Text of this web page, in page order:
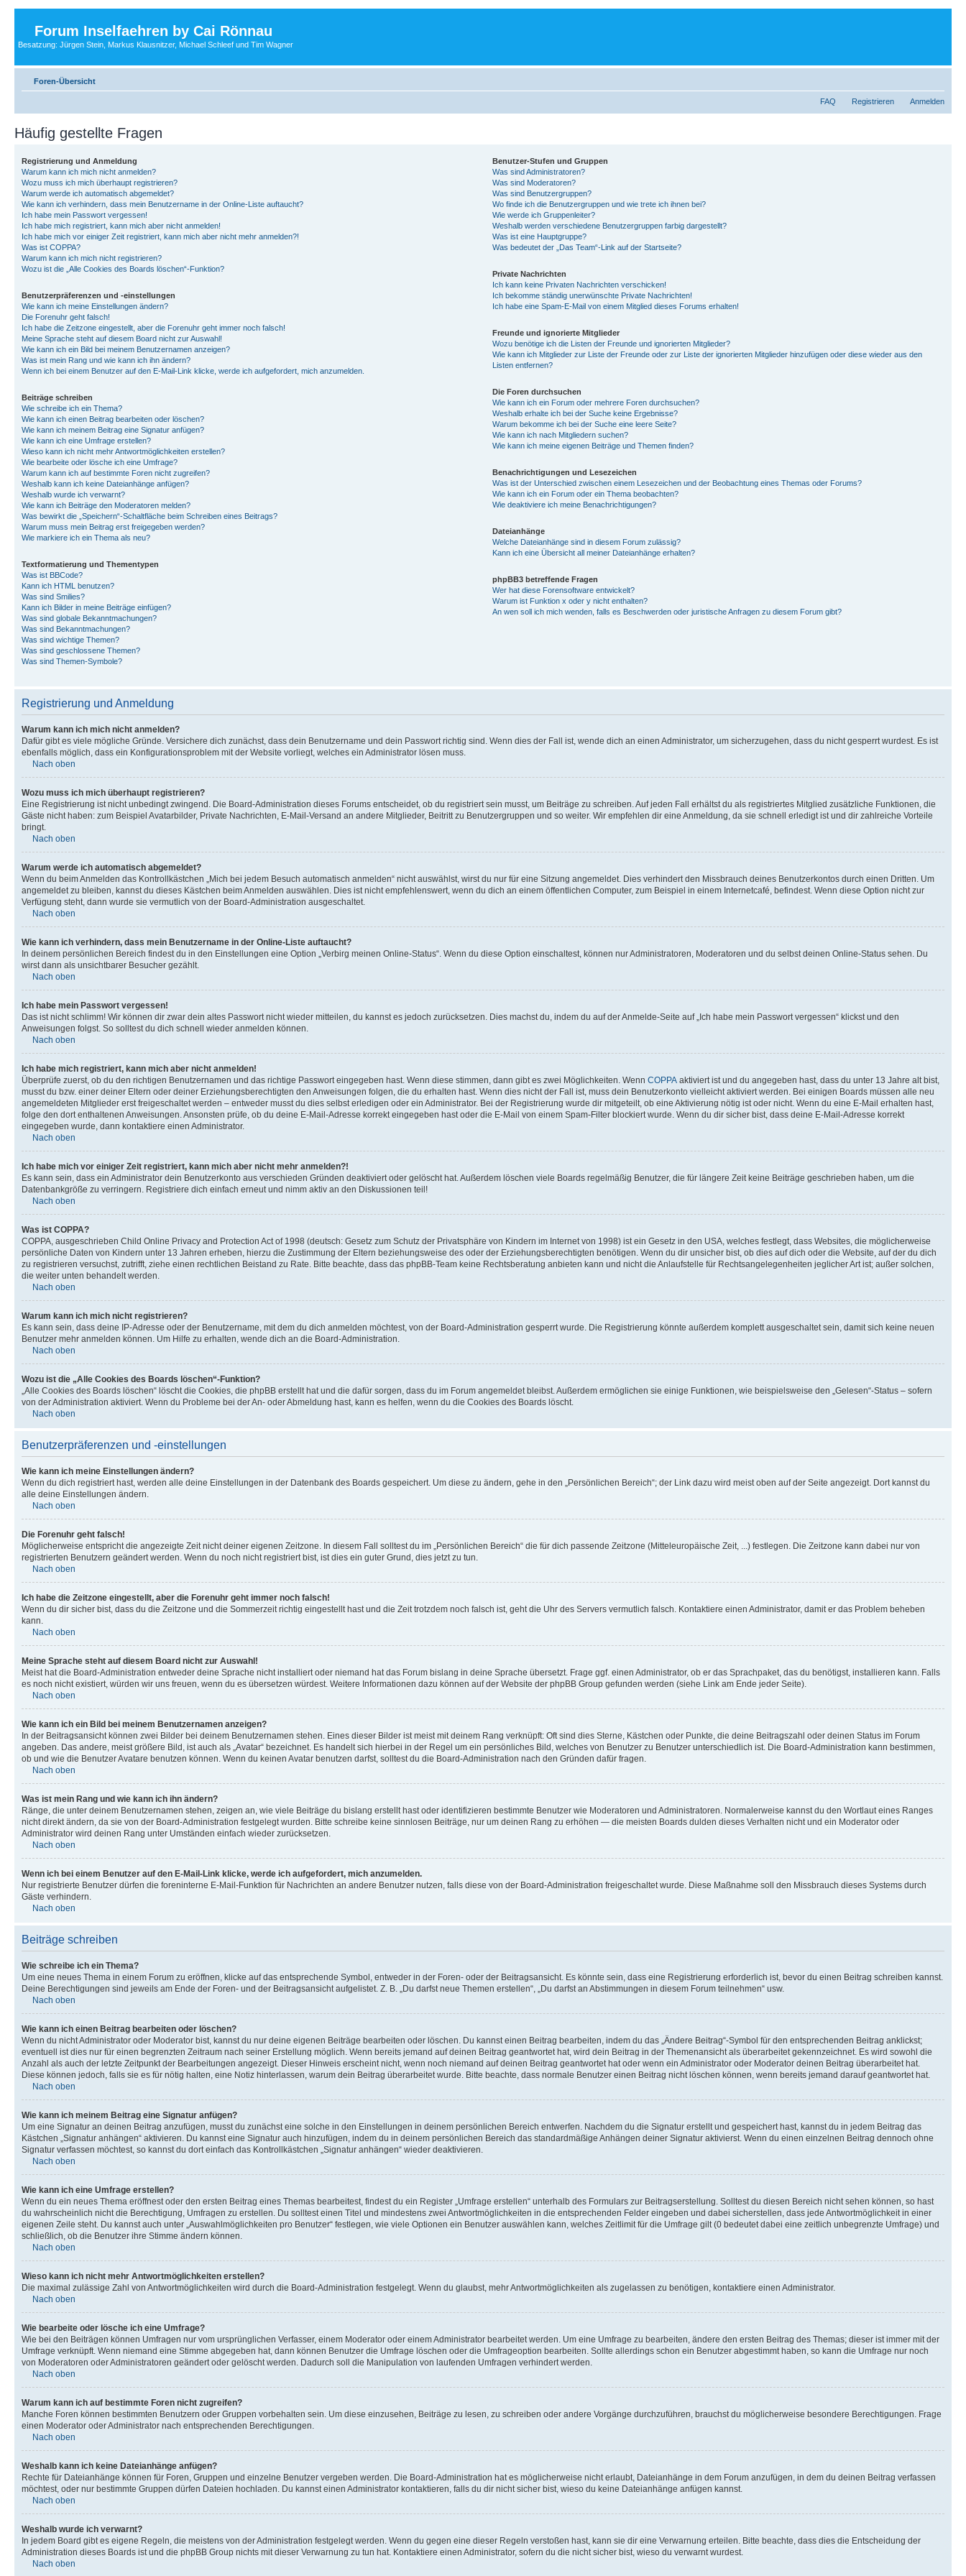
Forum Inselfaehren by Cai Rönnau
Besatzung: Jürgen Stein, Markus Klausnitzer, Michael Schleef und Tim Wagner
Foren-Übersicht
FAQ Registrieren Anmelden
Häufig gestellte Fragen
Registrierung und Anmeldung
Warum kann ich mich nicht anmelden?
Wozu muss ich mich überhaupt registrieren?
Warum werde ich automatisch abgemeldet?
Wie kann ich verhindern, dass mein Benutzername in der Online-Liste auftaucht?
Ich habe mein Passwort vergessen!
Ich habe mich registriert, kann mich aber nicht anmelden!
Ich habe mich vor einiger Zeit registriert, kann mich aber nicht mehr anmelden?!
Was ist COPPA?
Warum kann ich mich nicht registrieren?
Wozu ist die „Alle Cookies des Boards löschen“-Funktion?
Benutzerpräferenzen und -einstellungen
Wie kann ich meine Einstellungen ändern?
Die Forenuhr geht falsch!
Ich habe die Zeitzone eingestellt, aber die Forenuhr geht immer noch falsch!
Meine Sprache steht auf diesem Board nicht zur Auswahl!
Wie kann ich ein Bild bei meinem Benutzernamen anzeigen?
Was ist mein Rang und wie kann ich ihn ändern?
Wenn ich bei einem Benutzer auf den E-Mail-Link klicke, werde ich aufgefordert, mich anzumelden.
Beiträge schreiben
Wie schreibe ich ein Thema?
Wie kann ich einen Beitrag bearbeiten oder löschen?
Wie kann ich meinem Beitrag eine Signatur anfügen?
Wie kann ich eine Umfrage erstellen?
Wieso kann ich nicht mehr Antwortmöglichkeiten erstellen?
Wie bearbeite oder lösche ich eine Umfrage?
Warum kann ich auf bestimmte Foren nicht zugreifen?
Weshalb kann ich keine Dateianhänge anfügen?
Weshalb wurde ich verwarnt?
Wie kann ich Beiträge den Moderatoren melden?
Was bewirkt die „Speichern“-Schaltfläche beim Schreiben eines Beitrags?
Warum muss mein Beitrag erst freigegeben werden?
Wie markiere ich ein Thema als neu?
Textformatierung und Thementypen
Was ist BBCode?
Kann ich HTML benutzen?
Was sind Smilies?
Kann ich Bilder in meine Beiträge einfügen?
Was sind globale Bekanntmachungen?
Was sind Bekanntmachungen?
Was sind wichtige Themen?
Was sind geschlossene Themen?
Was sind Themen-Symbole?
Benutzer-Stufen und Gruppen
Was sind Administratoren?
Was sind Moderatoren?
Was sind Benutzergruppen?
Wo finde ich die Benutzergruppen und wie trete ich ihnen bei?
Wie werde ich Gruppenleiter?
Weshalb werden verschiedene Benutzergruppen farbig dargestellt?
Was ist eine Hauptgruppe?
Was bedeutet der „Das Team“-Link auf der Startseite?
Private Nachrichten
Ich kann keine Privaten Nachrichten verschicken!
Ich bekomme ständig unerwünschte Private Nachrichten!
Ich habe eine Spam-E-Mail von einem Mitglied dieses Forums erhalten!
Freunde und ignorierte Mitglieder
Wozu benötige ich die Listen der Freunde und ignorierten Mitglieder?
Wie kann ich Mitglieder zur Liste der Freunde oder zur Liste der ignorierten Mitglieder hinzufügen oder diese wieder aus den
Listen entfernen?
Die Foren durchsuchen
Wie kann ich ein Forum oder mehrere Foren durchsuchen?
Weshalb erhalte ich bei der Suche keine Ergebnisse?
Warum bekomme ich bei der Suche eine leere Seite?
Wie kann ich nach Mitgliedern suchen?
Wie kann ich meine eigenen Beiträge und Themen finden?
Benachrichtigungen und Lesezeichen
Was ist der Unterschied zwischen einem Lesezeichen und der Beobachtung eines Themas oder Forums?
Wie kann ich ein Forum oder ein Thema beobachten?
Wie deaktiviere ich meine Benachrichtigungen?
Dateianhänge
Welche Dateianhänge sind in diesem Forum zulässig?
Kann ich eine Übersicht all meiner Dateianhänge erhalten?
phpBB3 betreffende Fragen
Wer hat diese Forensoftware entwickelt?
Warum ist Funktion x oder y nicht enthalten?
An wen soll ich mich wenden, falls es Beschwerden oder juristische Anfragen zu diesem Forum gibt?
Registrierung und Anmeldung
Warum kann ich mich nicht anmelden?
Dafür gibt es viele mögliche Gründe. Versichere dich zunächst, dass dein Benutzername und dein Passwort richtig sind. Wenn dies der Fall ist, wende dich an einen Administrator, um sicherzugehen, dass du nicht gesperrt wurdest. Es ist
ebenfalls möglich, dass ein Konfigurationsproblem mit der Website vorliegt, welches ein Administrator lösen muss.
Nach oben
Wozu muss ich mich überhaupt registrieren?
Eine Registrierung ist nicht unbedingt zwingend. Die Board-Administration dieses Forums entscheidet, ob du registriert sein musst, um Beiträge zu schreiben. Auf jeden Fall erhältst du als registriertes Mitglied zusätzliche Funktionen, die
Gäste nicht haben: zum Beispiel Avatarbilder, Private Nachrichten, E-Mail-Versand an andere Mitglieder, Beitritt zu Benutzergruppen und so weiter. Wir empfehlen dir eine Anmeldung, da sie schnell erledigt ist und dir zahlreiche Vorteile
bringt.
Nach oben
Warum werde ich automatisch abgemeldet?
Wenn du beim Anmelden das Kontrollkästchen „Mich bei jedem Besuch automatisch anmelden“ nicht auswählst, wirst du nur für eine Sitzung angemeldet. Dies verhindert den Missbrauch deines Benutzerkontos durch einen Dritten. Um
angemeldet zu bleiben, kannst du dieses Kästchen beim Anmelden auswählen. Dies ist nicht empfehlenswert, wenn du dich an einem öffentlichen Computer, zum Beispiel in einem Internetcafé, befindest. Wenn diese Option nicht zur
Verfügung steht, dann wurde sie vermutlich von der Board-Administration ausgeschaltet.
Nach oben
Wie kann ich verhindern, dass mein Benutzername in der Online-Liste auftaucht?
In deinem persönlichen Bereich findest du in den Einstellungen eine Option „Verbirg meinen Online-Status“. Wenn du diese Option einschaltest, können nur Administratoren, Moderatoren und du selbst deinen Online-Status sehen. Du
wirst dann als unsichtbarer Besucher gezählt.
Nach oben
Ich habe mein Passwort vergessen!
Das ist nicht schlimm! Wir können dir zwar dein altes Passwort nicht wieder mitteilen, du kannst es jedoch zurücksetzen. Dies machst du, indem du auf der Anmelde-Seite auf „Ich habe mein Passwort vergessen“ klickst und den
Anweisungen folgst. So solltest du dich schnell wieder anmelden können.
Nach oben
Ich habe mich registriert, kann mich aber nicht anmelden!
Überprüfe zuerst, ob du den richtigen Benutzernamen und das richtige Passwort eingegeben hast. Wenn diese stimmen, dann gibt es zwei Möglichkeiten. Wenn COPPA aktiviert ist und du angegeben hast, dass du unter 13 Jahre alt bist,
musst du bzw. einer deiner Eltern oder deiner Erziehungsberechtigten den Anweisungen folgen, die du erhalten hast. Wenn dies nicht der Fall ist, muss dein Benutzerkonto vielleicht aktiviert werden. Bei einigen Boards müssen alle neu
angemeldeten Mitglieder erst freigeschaltet werden – entweder musst du dies selbst erledigen oder ein Administrator. Bei der Registrierung wurde dir mitgeteilt, ob eine Aktivierung nötig ist oder nicht. Wenn du eine E-Mail erhalten hast,
folge den dort enthaltenen Anweisungen. Ansonsten prüfe, ob du deine E-Mail-Adresse korrekt eingegeben hast oder die E-Mail von einem Spam-Filter blockiert wurde. Wenn du dir sicher bist, dass deine E-Mail-Adresse korrekt
eingegeben wurde, dann kontaktiere einen Administrator.
Nach oben
Ich habe mich vor einiger Zeit registriert, kann mich aber nicht mehr anmelden?!
Es kann sein, dass ein Administrator dein Benutzerkonto aus verschieden Gründen deaktiviert oder gelöscht hat. Außerdem löschen viele Boards regelmäßig Benutzer, die für längere Zeit keine Beiträge geschrieben haben, um die
Datenbankgröße zu verringern. Registriere dich einfach erneut und nimm aktiv an den Diskussionen teil!
Nach oben
Was ist COPPA?
COPPA, ausgeschrieben Child Online Privacy and Protection Act of 1998 (deutsch: Gesetz zum Schutz der Privatsphäre von Kindern im Internet von 1998) ist ein Gesetz in den USA, welches festlegt, dass Websites, die möglicherweise
persönliche Daten von Kindern unter 13 Jahren erheben, hierzu die Zustimmung der Eltern beziehungsweise des oder der Erziehungsberechtigten benötigen. Wenn du dir unsicher bist, ob dies auf dich oder die Website, auf der du dich
zu registrieren versuchst, zutrifft, ziehe einen rechtlichen Beistand zu Rate. Bitte beachte, dass das phpBB-Team keine Rechtsberatung anbieten kann und nicht die Anlaufstelle für Rechtsangelegenheiten jeglicher Art ist; außer solchen,
die weiter unten behandelt werden.
Nach oben
Warum kann ich mich nicht registrieren?
Es kann sein, dass deine IP-Adresse oder der Benutzername, mit dem du dich anmelden möchtest, von der Board-Administration gesperrt wurde. Die Registrierung könnte außerdem komplett ausgeschaltet sein, damit sich keine neuen
Benutzer mehr anmelden können. Um Hilfe zu erhalten, wende dich an die Board-Administration.
Nach oben
Wozu ist die „Alle Cookies des Boards löschen“-Funktion?
„Alle Cookies des Boards löschen“ löscht die Cookies, die phpBB erstellt hat und die dafür sorgen, dass du im Forum angemeldet bleibst. Außerdem ermöglichen sie einige Funktionen, wie beispielsweise den „Gelesen“-Status – sofern
von der Administration aktiviert. Wenn du Probleme bei der An- oder Abmeldung hast, kann es helfen, wenn du die Cookies des Boards löscht.
Nach oben
Benutzerpräferenzen und -einstellungen
Wie kann ich meine Einstellungen ändern?
Wenn du dich registriert hast, werden alle deine Einstellungen in der Datenbank des Boards gespeichert. Um diese zu ändern, gehe in den „Persönlichen Bereich“; der Link dazu wird meist oben auf der Seite angezeigt. Dort kannst du
alle deine Einstellungen ändern.
Nach oben
Die Forenuhr geht falsch!
Möglicherweise entspricht die angezeigte Zeit nicht deiner eigenen Zeitzone. In diesem Fall solltest du im „Persönlichen Bereich“ die für dich passende Zeitzone (Mitteleuropäische Zeit, ...) festlegen. Die Zeitzone kann dabei nur von
registrierten Benutzern geändert werden. Wenn du noch nicht registriert bist, ist dies ein guter Grund, dies jetzt zu tun.
Nach oben
Ich habe die Zeitzone eingestellt, aber die Forenuhr geht immer noch falsch!
Wenn du dir sicher bist, dass du die Zeitzone und die Sommerzeit richtig eingestellt hast und die Zeit trotzdem noch falsch ist, geht die Uhr des Servers vermutlich falsch. Kontaktiere einen Administrator, damit er das Problem beheben
kann.
Nach oben
Meine Sprache steht auf diesem Board nicht zur Auswahl!
Meist hat die Board-Administration entweder deine Sprache nicht installiert oder niemand hat das Forum bislang in deine Sprache übersetzt. Frage ggf. einen Administrator, ob er das Sprachpaket, das du benötigst, installieren kann. Falls
es noch nicht existiert, würden wir uns freuen, wenn du es übersetzen würdest. Weitere Informationen dazu können auf der Website der phpBB Group gefunden werden (siehe Link am Ende jeder Seite).
Nach oben
Wie kann ich ein Bild bei meinem Benutzernamen anzeigen?
In der Beitragsansicht können zwei Bilder bei deinem Benutzernamen stehen. Eines dieser Bilder ist meist mit deinem Rang verknüpft: Oft sind dies Sterne, Kästchen oder Punkte, die deine Beitragszahl oder deinen Status im Forum
angeben. Das andere, meist größere Bild, ist auch als „Avatar“ bezeichnet. Es handelt sich hierbei in der Regel um ein persönliches Bild, welches von Benutzer zu Benutzer unterschiedlich ist. Die Board-Administration kann bestimmen,
ob und wie die Benutzer Avatare benutzen können. Wenn du keinen Avatar benutzen darfst, solltest du die Board-Administration nach den Gründen dafür fragen.
Nach oben
Was ist mein Rang und wie kann ich ihn ändern?
Ränge, die unter deinem Benutzernamen stehen, zeigen an, wie viele Beiträge du bislang erstellt hast oder identifizieren bestimmte Benutzer wie Moderatoren und Administratoren. Normalerweise kannst du den Wortlaut eines Ranges
nicht direkt ändern, da sie von der Board-Administration festgelegt wurden. Bitte schreibe keine sinnlosen Beiträge, nur um deinen Rang zu erhöhen — die meisten Boards dulden dieses Verhalten nicht und ein Moderator oder
Administrator wird deinen Rang unter Umständen einfach wieder zurücksetzen.
Nach oben
Wenn ich bei einem Benutzer auf den E-Mail-Link klicke, werde ich aufgefordert, mich anzumelden.
Nur registrierte Benutzer dürfen die foreninterne E-Mail-Funktion für Nachrichten an andere Benutzer nutzen, falls diese von der Board-Administration freigeschaltet wurde. Diese Maßnahme soll den Missbrauch dieses Systems durch
Gäste verhindern.
Nach oben
Beiträge schreiben
Wie schreibe ich ein Thema?
Um eine neues Thema in einem Forum zu eröffnen, klicke auf das entsprechende Symbol, entweder in der Foren- oder der Beitragsansicht. Es könnte sein, dass eine Registrierung erforderlich ist, bevor du einen Beitrag schreiben kannst.
Deine Berechtigungen sind jeweils am Ende der Foren- und der Beitragsansicht aufgelistet. Z. B. „Du darfst neue Themen erstellen“, „Du darfst an Abstimmungen in diesem Forum teilnehmen“ usw.
Nach oben
Wie kann ich einen Beitrag bearbeiten oder löschen?
Wenn du nicht Administrator oder Moderator bist, kannst du nur deine eigenen Beiträge bearbeiten oder löschen. Du kannst einen Beitrag bearbeiten, indem du das „Ändere Beitrag“-Symbol für den entsprechenden Beitrag anklickst;
eventuell ist dies nur für einen begrenzten Zeitraum nach seiner Erstellung möglich. Wenn bereits jemand auf deinen Beitrag geantwortet hat, wird dein Beitrag in der Themenansicht als überarbeitet gekennzeichnet. Es wird sowohl die
Anzahl als auch der letzte Zeitpunkt der Bearbeitungen angezeigt. Dieser Hinweis erscheint nicht, wenn noch niemand auf deinen Beitrag geantwortet hat oder wenn ein Administrator oder Moderator deinen Beitrag überarbeitet hat.
Diese können jedoch, falls sie es für nötig halten, eine Notiz hinterlassen, warum dein Beitrag überarbeitet wurde. Bitte beachte, dass normale Benutzer einen Beitrag nicht löschen können, wenn bereits jemand darauf geantwortet hat.
Nach oben
Wie kann ich meinem Beitrag eine Signatur anfügen?
Um eine Signatur an deinen Beitrag anzufügen, musst du zunächst eine solche in den Einstellungen in deinem persönlichen Bereich entwerfen. Nachdem du die Signatur erstellt und gespeichert hast, kannst du in jedem Beitrag das
Kästchen „Signatur anhängen“ aktivieren. Du kannst eine Signatur auch hinzufügen, indem du in deinem persönlichen Bereich das standardmäßige Anhängen deiner Signatur aktivierst. Wenn du einen einzelnen Beitrag dennoch ohne
Signatur verfassen möchtest, so kannst du dort einfach das Kontrollkästchen „Signatur anhängen“ wieder deaktivieren.
Nach oben
Wie kann ich eine Umfrage erstellen?
Wenn du ein neues Thema eröffnest oder den ersten Beitrag eines Themas bearbeitest, findest du ein Register „Umfrage erstellen“ unterhalb des Formulars zur Beitragserstellung. Solltest du diesen Bereich nicht sehen können, so hast
du wahrscheinlich nicht die Berechtigung, Umfragen zu erstellen. Du solltest einen Titel und mindestens zwei Antwortmöglichkeiten in die entsprechenden Felder eingeben und dabei sicherstellen, dass jede Antwortmöglichkeit in einer
eigenen Zeile steht. Du kannst auch unter „Auswahlmöglichkeiten pro Benutzer“ festlegen, wie viele Optionen ein Benutzer auswählen kann, welches Zeitlimit für die Umfrage gilt (0 bedeutet dabei eine zeitlich unbegrenzte Umfrage) und
schließlich, ob die Benutzer ihre Stimme ändern können.
Nach oben
Wieso kann ich nicht mehr Antwortmöglichkeiten erstellen?
Die maximal zulässige Zahl von Antwortmöglichkeiten wird durch die Board-Administration festgelegt. Wenn du glaubst, mehr Antwortmöglichkeiten als zugelassen zu benötigen, kontaktiere einen Administrator.
Nach oben
Wie bearbeite oder lösche ich eine Umfrage?
Wie bei den Beiträgen können Umfragen nur vom ursprünglichen Verfasser, einem Moderator oder einem Administrator bearbeitet werden. Um eine Umfrage zu bearbeiten, ändere den ersten Beitrag des Themas; dieser ist immer mit der
Umfrage verknüpft. Wenn niemand eine Stimme abgegeben hat, dann können Benutzer die Umfrage löschen oder die Umfrageoption bearbeiten. Sollte allerdings schon ein Benutzer abgestimmt haben, so kann die Umfrage nur noch
von Moderatoren oder Administratoren geändert oder gelöscht werden. Dadurch soll die Manipulation von laufenden Umfragen verhindert werden.
Nach oben
Warum kann ich auf bestimmte Foren nicht zugreifen?
Manche Foren können bestimmten Benutzern oder Gruppen vorbehalten sein. Um diese einzusehen, Beiträge zu lesen, zu schreiben oder andere Vorgänge durchzuführen, brauchst du möglicherweise besondere Berechtigungen. Frage
einen Moderator oder Administrator nach entsprechenden Berechtigungen.
Nach oben
Weshalb kann ich keine Dateianhänge anfügen?
Rechte für Dateianhänge können für Foren, Gruppen und einzelne Benutzer vergeben werden. Die Board-Administration hat es möglicherweise nicht erlaubt, Dateianhänge in dem Forum anzufügen, in dem du deinen Beitrag verfassen
möchtest, oder nur bestimmte Gruppen dürfen Dateien hochladen. Du kannst einen Administrator kontaktieren, falls du dir nicht sicher bist, wieso du keine Dateianhänge anfügen kannst.
Nach oben
Weshalb wurde ich verwarnt?
In jedem Board gibt es eigene Regeln, die meistens von der Administration festgelegt werden. Wenn du gegen eine dieser Regeln verstoßen hast, kann sie dir eine Verwarnung erteilen. Bitte beachte, dass dies die Entscheidung der
Administration dieses Boards ist und die phpBB Group nichts mit dieser Verwarnung zu tun hat. Kontaktiere einen Administrator, sofern du die nicht sicher bist, wieso du verwarnt wurdest.
Nach oben